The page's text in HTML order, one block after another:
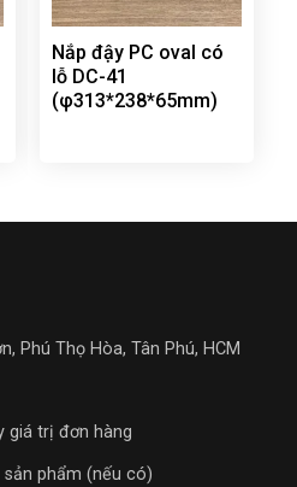
Nắp đậy PC oval có
lỗ DC-41
(φ313*238*65mm)
Phú Thọ Hòa, Tân Phú, HCM
giá trị đơn hàng
phẩm (nếu có)